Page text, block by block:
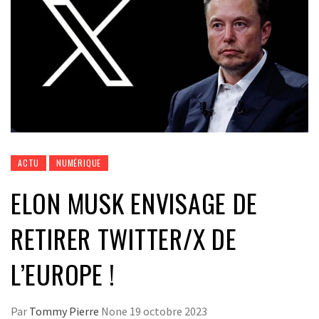
ACTU NUMÉRIQUE
ELON MUSK ENVISAGE DE
RETIRER TWITTER/X DE
L’EUROPE !
Par Tommy Pierre None 19 octobre 2023